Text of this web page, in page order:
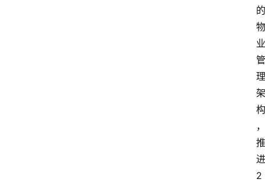
的
物
业
管
理
架
构
，
推
进
2